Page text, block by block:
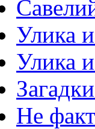
Улика
Улика
Не